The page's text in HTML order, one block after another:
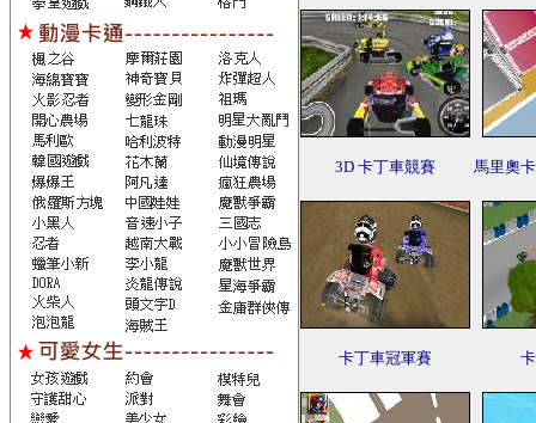
3D 卡丁車競賽 馬里奧
卡丁車冠軍賽